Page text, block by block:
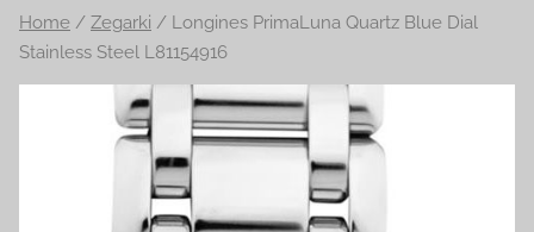
Home / Zegarki / Longines PrimaLuna Quartz Blue Dial
Stainless Steel L81154916